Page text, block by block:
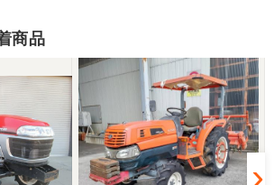
瀬 修一
ありがとうございました。
瀬 修一
絡ありがとうございました。またご利用
ます。
商品